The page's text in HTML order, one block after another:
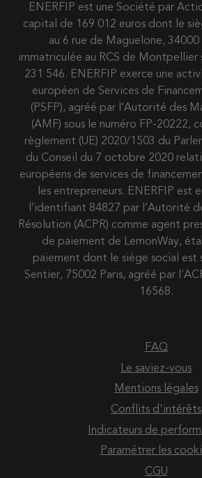
ENERFIP est une Société par
capital de 169 012 euros dont le
au 6 rue de Maguelone,
immatriculée au RCS de Montpellier
231 546. ENERFIP exerce une
européen de Services de
(PSFP), agréé par l’Autorité des
(AMF) sous le numéro FP-20222,
règlement (UE) 2020/1503 du
du Conseil du 7 octobre 2020
européens de services de
les entrepreneurs. ENERFIP est
l’identifiant 84827 par l’Autorité
Résolution (ACPR) comme agent
de paiement de LemonWay,
paiement dont le siège social est
Sentier, 75002 Paris, agréé par
16568.
FAQ
Le saviez-vous
Mentions légales
Conflits d'intérêts
Indicateurs de
Paramétrer les
CGU